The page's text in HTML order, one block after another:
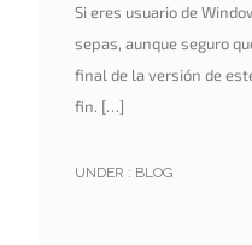
Si eres usuario de
sepas, aunque seguro
final de la versión de
fin. […]
UNDER : BLOG